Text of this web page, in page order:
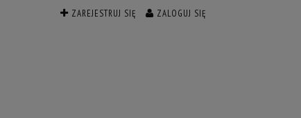
ZAREJESTRUJ SIĘ ZALOGUJ SIĘ